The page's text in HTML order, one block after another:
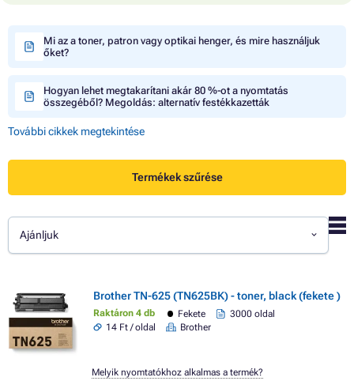
Mi az a toner, patron vagy optikai henger, és mire használjuk
őket?
Hogyan lehet megtakarítani akár 80 %-ot a nyomtatás
összegéből? Megoldás: alternatív festékkazetták
További cikkek megtekintése
Termékek szűrése
Ajánljuk
Brother TN-625 (TN625BK) - toner, black (fekete )
Raktáron 4 db Fekete
3000 oldal
14 Ft / oldal
Brother
Melyik nyomtatókhoz alkalmas a termék?